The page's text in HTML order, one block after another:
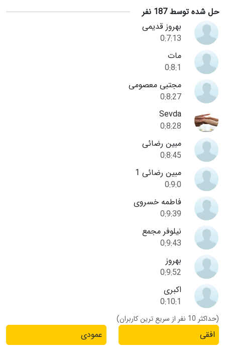
حل شده توسط 187 نفر
بهروز قدیمی
0:7:13
مات
0:8:1
مجتبی معصومی
0:8:27
Sevda
0:8:28
مبین رضائی
0:8:45
مبین رضائی 1
0:9:0
فاطمه خسروی
0:9:39
نیلوفر مجمع
0:9:43
بهروز
0:9:52
اکبری
0:10:1
(حداکثر 10 نفر از سریع ترین کاربران)
افقی
عمودی